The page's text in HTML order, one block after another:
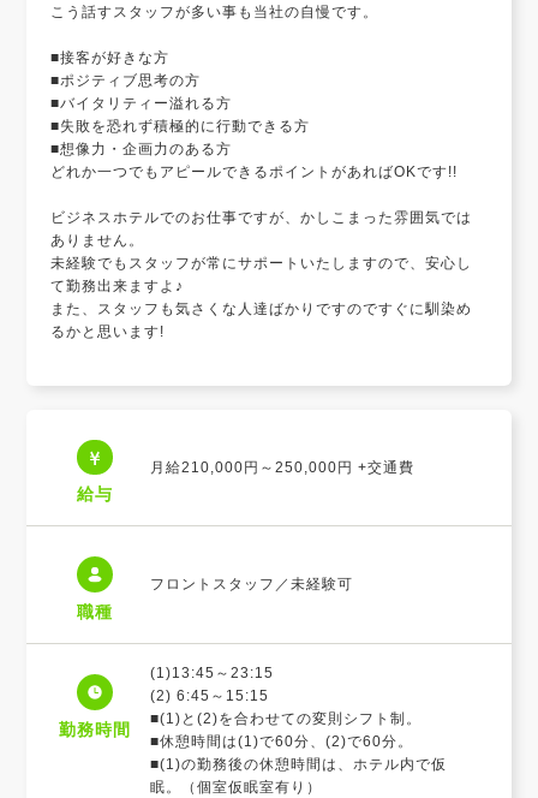
こう話すスタッフが多い事も当社の自慢です。
■接客が好きな方
■ポジティブ思考の方
■バイタリティー溢れる方
■失敗を恐れず積極的に行動できる方
■想像力・企画力のある方
どれか一つでもアピールできるポイントがあればOKです!!
ビジネスホテルでのお仕事ですが、かしこまった雰囲気では
ありません。
未経験でもスタッフが常にサポートいたしますので、安心し
て勤務出来ますよ♪
また、スタッフも気さくな人達ばかりですのですぐに馴染め
るかと思います!
給与
月給210,000円～250,000円 +交通費
職種
フロントスタッフ／未経験可
勤務時間
(1)13:45～23:15
(2) 6:45～15:15
■(1)と(2)を合わせての変則シフト制。
■休憩時間は(1)で60分、(2)で60分。
■(1)の勤務後の休憩時間は、ホテル内で仮
眠。（個室仮眠室有り）